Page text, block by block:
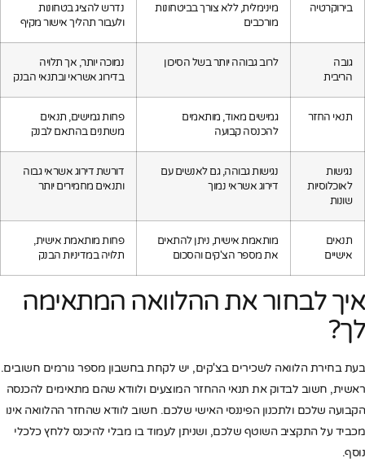
בירוקרטיה
מינימלית, ללא צורך בביטחונות
מורכבים
נדרש להציג בטחונות
ולעבור תהליך אישור מקיף
גובה
הריבית
לרוב גבוהה יותר בשל הסיכון
נמוכה יותר, אך תלויה
בדירוג אשראי ובתנאי הבנק
תנאי החזר
גמישים מאוד, מותאמים
להכנסה קבועה
פחות גמישים, תנאים
משתנים בהתאם לבנק
נגישות
לאוכלוסיות
שונות
נגישות גבוהה, גם לאנשים עם
דירוג אשראי נמוך
דורשת דירוג אשראי גבוה
ותנאים מחמירים יותר
תנאים
אישיים
מותאמת אישית, ניתן להתאים
את מספר הצ'קים והסכום
פחות מותאמת אישית,
תלויה במדיניות הבנק
איך לבחור את ההלוואה המתאימה
לך?
בעת בחירת הלוואה לשכירים בצ'קים, יש לקחת בחשבון מספר גורמים חשובים.
ראשית, חשוב לבדוק את תנאי ההחזר המוצעים ולוודא שהם מתאימים להכנסה
הקבועה שלכם ולתכנון הפיננסי האישי שלכם. חשוב לוודא שהחזר ההלוואה אינו
מכביד על התקציב השוטף שלכם, ושניתן לעמוד בו מבלי להיכנס ללחץ כלכלי
נוסף.